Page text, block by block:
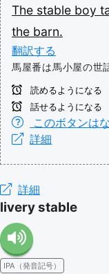
The stable boy
the barn.
翻訳する
馬屋番は馬小屋の世
読めるようになる
話せるようになる
このボタンは
詳細
詳細
livery stable
IPA（発音記号）